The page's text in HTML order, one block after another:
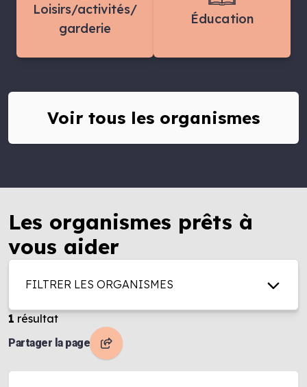
Loisirs/activités/
garderie
Éducation
Voir tous les organismes
Les organismes prêts à
vous aider
FILTRER LES ORGANISMES
1 résultat
Partager la page